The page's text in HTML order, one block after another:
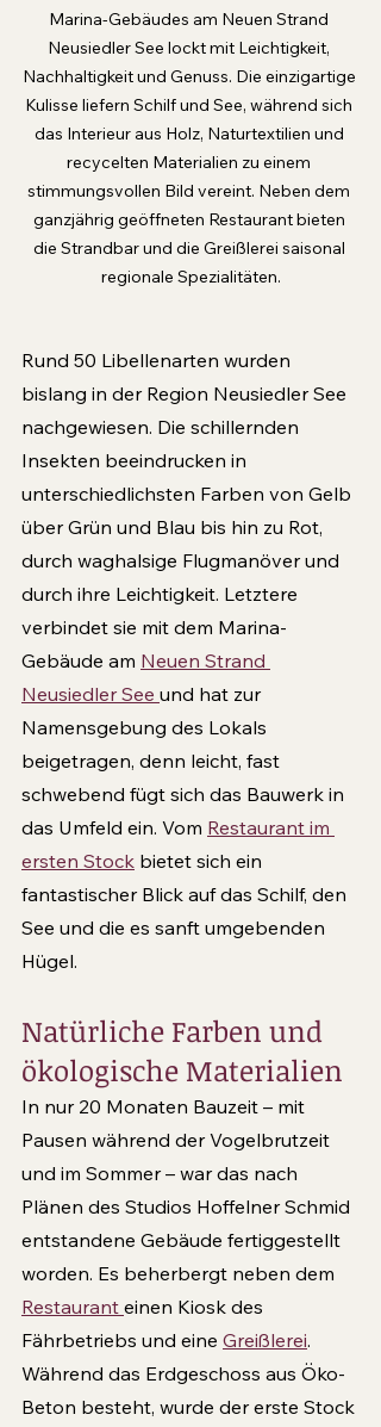
Marina-Gebäudes am Neuen Strand
Neusiedler See lockt mit Leichtigkeit,
Nachhaltigkeit und Genuss. Die einzigartige
Kulisse liefern Schilf und See, während sich
das Interieur aus Holz, Naturtextilien und
recycelten Materialien zu einem
stimmungsvollen Bild vereint. Neben dem
ganzjährig geöffneten Restaurant bieten
die Strandbar und die Greißlerei saisonal
regionale Spezialitäten.
Rund 50 Libellenarten wurden
bislang in der Region Neusiedler See
nachgewiesen. Die schillernden
Insekten beeindrucken in
unterschiedlichsten Farben von Gelb
über Grün und Blau bis hin zu Rot,
durch waghalsige Flugmanöver und
durch ihre Leichtigkeit. Letztere
verbindet sie mit dem Marina-
Gebäude am Neuen Strand
Neusiedler See und hat zur
Namensgebung des Lokals
beigetragen, denn leicht, fast
schwebend fügt sich das Bauwerk in
das Umfeld ein. Vom Restaurant im
ersten Stock bietet sich ein
fantastischer Blick auf das Schilf, den
See und die es sanft umgebenden
Hügel.
Natürliche Farben und
ökologische Materialien
In nur 20 Monaten Bauzeit – mit
Pausen während der Vogelbrutzeit
und im Sommer – war das nach
Plänen des Studios Hoffelner Schmid
entstandene Gebäude fertiggestellt
worden. Es beherbergt neben dem
Restaurant einen Kiosk des
Fährbetriebs und eine Greißlerei.
Während das Erdgeschoss aus Öko-
Beton besteht, wurde der erste Stock